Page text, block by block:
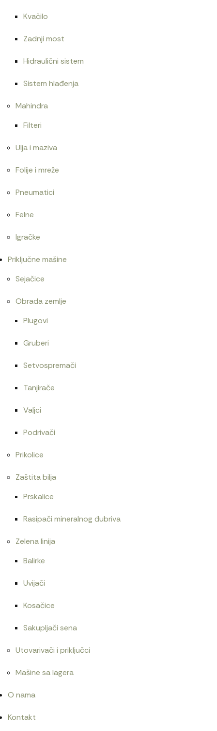
Kvačilo
Zadnji most
Hidraulični sistem
Sistem hlađenja
Mahindra
Filteri
Ulja i maziva
Folije i mreže
Pneumatici
Felne
Igračke
Priključne mašine
Sejačice
Obrada zemlje
Plugovi
Gruberi
Setvospremači
Tanjirače
Valjci
Podrivači
Prikolice
Zaštita bilja
Prskalice
Rasipači mineralnog đubriva
Zelena linija
Balirke
Uvijači
Kosačice
Sakupljači sena
Utovarivači i priključci
Mašine sa lagera
O nama
Kontakt